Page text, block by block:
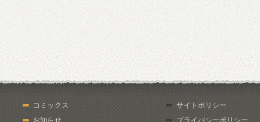
コミックス
お知らせ
サイトポリシー
プライバシーポリシー